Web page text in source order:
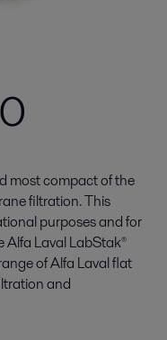
most compact of the
filtration. This
purposes and for
Alfa Laval LabStak®
of Alfa Laval flat
and